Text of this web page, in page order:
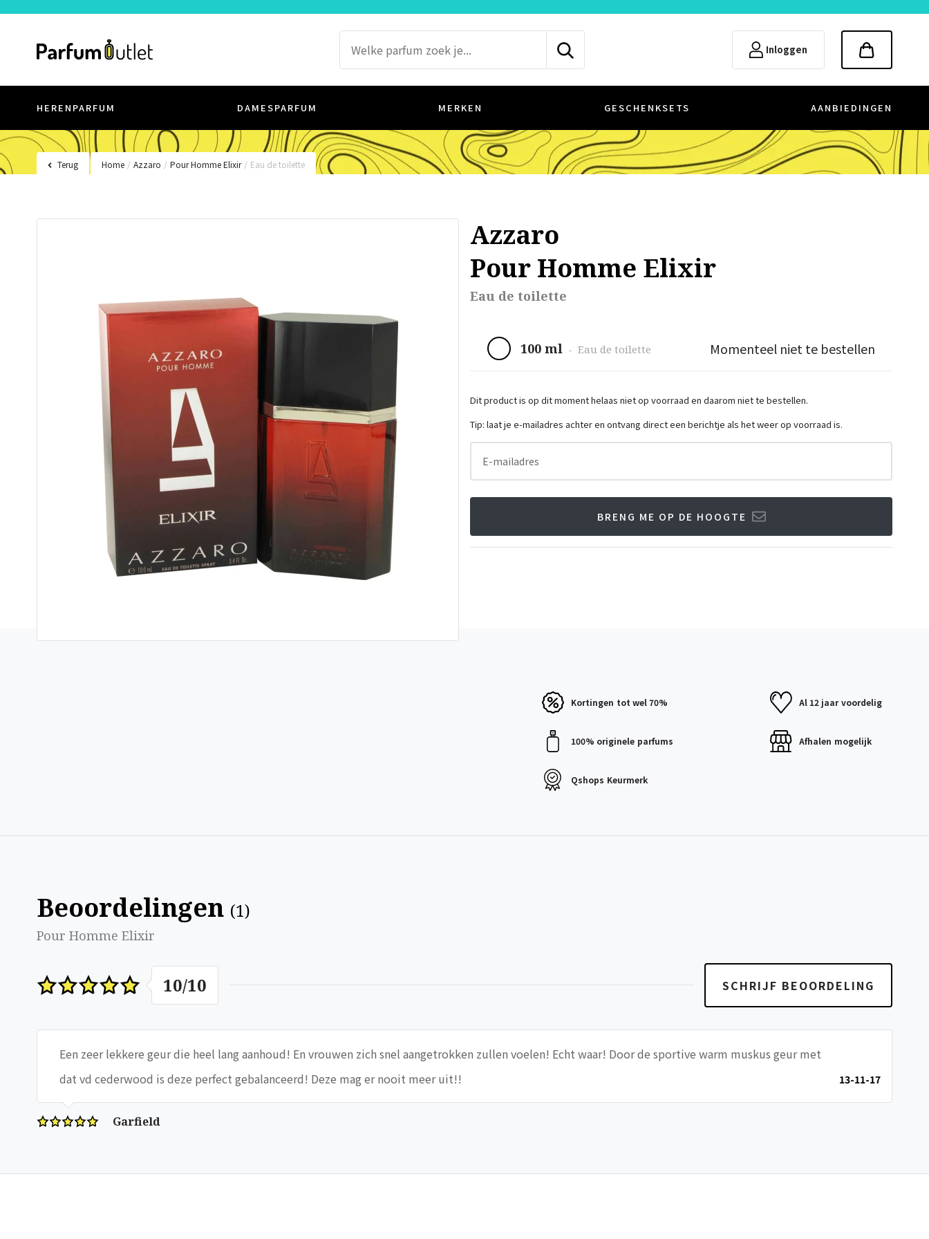
Inloggen
HERENPARFUM DAMESPARFUM MERKEN GESCHENKSETS AANBIEDINGEN
Terug Home / Azzaro / Pour Homme Elixir / Eau de toilette
Azzaro
Pour Homme Elixir
Eau de toilette
100 ml - Eau de toilette Momenteel niet te bestellen
Dit product is op dit moment helaas niet op voorraad en daarom niet te bestellen.
Tip: laat je e-mailadres achter en ontvang direct een berichtje als het weer op voorraad is.
E-mailadres
BRENG ME OP DE HOOGTE
Kortingen tot wel 70% Al 12 jaar voordelig
100% originele parfums Afhalen mogelijk
Qshops Keurmerk
Beoordelingen (1)
Pour Homme Elixir
10/10 SCHRIJF BEOORDELING
Een zeer lekkere geur die heel lang aanhoud! En vrouwen zich snel aangetrokken zullen voelen! Echt waar! Door de sportive warm muskus geur met
dat vd cederwood is deze perfect gebalanceerd! Deze mag er nooit meer uit!!
13-11-17
Garfield